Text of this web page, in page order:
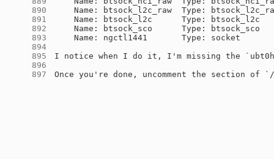
    890
    891
    892
    893
    894
    895
    896
    897